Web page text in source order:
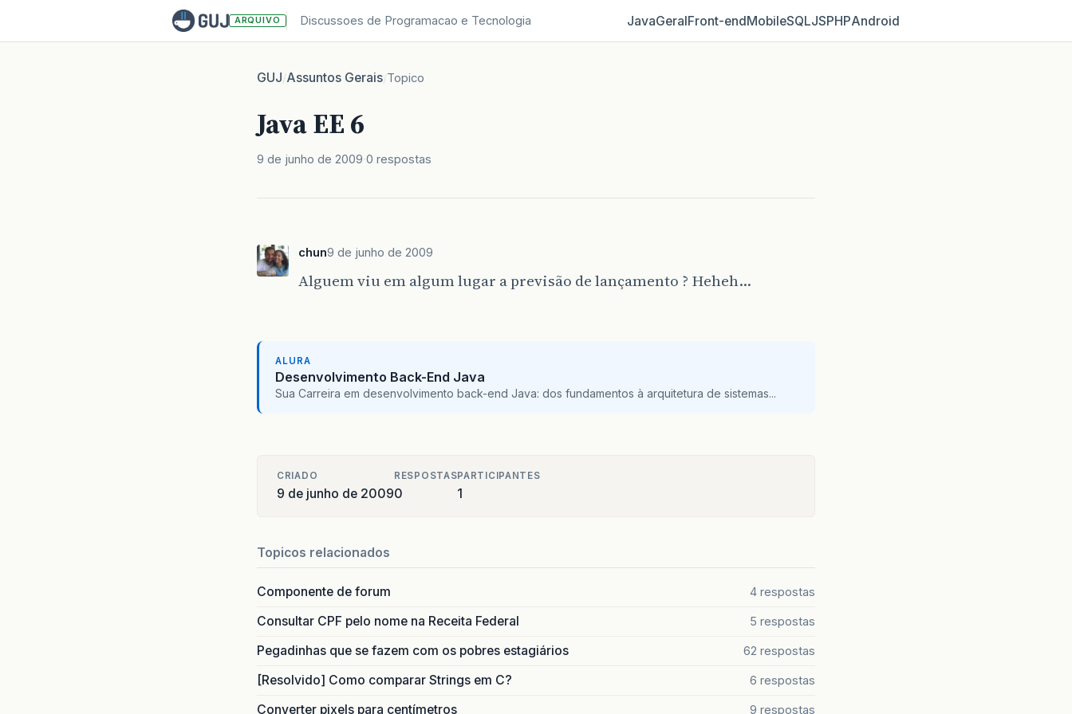
ARQUIVO Discussoes de Programacao e Tecnologia JavaGeralFront‑endMobileSQLJSPHPAndroid
GUJ/Assuntos Gerais/Topico
Java EE 6
9 de junho de 2009 0 respostas
chun9 de junho de 2009
Alguem viu em algum lugar a previsão de lançamento ? Heheh…
ALURA
Desenvolvimento Back-End Java
Sua Carreira em desenvolvimento back-end Java: dos fundamentos à arquitetura de sistemas...
CRIADO
9 de junho de 2009
RESPOSTAS
0
PARTICIPANTES
1
Topicos relacionados
Componente de forum 4 respostas
Consultar CPF pelo nome na Receita Federal 5 respostas
Pegadinhas que se fazem com os pobres estagiários 62 respostas
[Resolvido] Como comparar Strings em C? 6 respostas
Converter pixels para centímetros 9 respostas